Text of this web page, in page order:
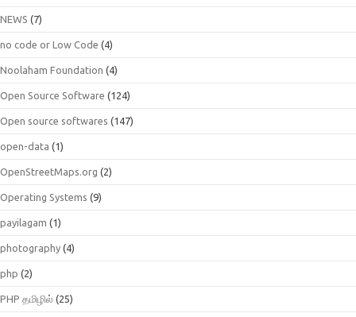
NEWS (7)
no code or Low Code (4)
Noolaham Foundation (4)
Open Source Software (124)
Open source softwares (147)
open-data (1)
OpenStreetMaps.org (2)
Operating Systems (9)
payilagam (1)
photography (4)
php (2)
PHP தமிழில் (25)